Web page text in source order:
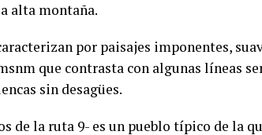
alta montaña.
por paisajes imponentes,
que contrasta con algunas líneas
sin desagües.
de la ruta 9- es un pueblo típico de la